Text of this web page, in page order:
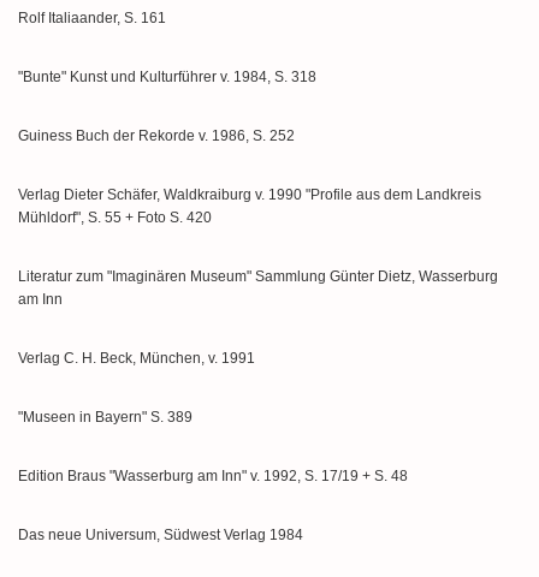
Rolf Italiaander, S. 161
"Bunte" Kunst und Kulturführer v. 1984, S. 318
Guiness Buch der Rekorde v. 1986, S. 252
Verlag Dieter Schäfer, Waldkraiburg v. 1990 "Profile aus dem Landkreis
Mühldorf", S. 55 + Foto S. 420
Literatur zum "Imaginären Museum" Sammlung Günter Dietz, Wasserburg
am Inn
Verlag C. H. Beck, München, v. 1991
"Museen in Bayern" S. 389
Edition Braus "Wasserburg am Inn" v. 1992, S. 17/19 + S. 48
Das neue Universum, Südwest Verlag 1984